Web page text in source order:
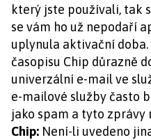
který jste používali, tak
se vám ho už nepodaří
uplynula aktivační
časopisu Chip důrazně
univerzální e-mail ve
e-mailové služby často
jako spam a tyto zprávy
Chip: Není-li uvedeno